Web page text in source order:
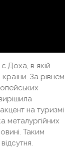
Доха, в якій
За рівнем
на туризмі
металургійних
Таким